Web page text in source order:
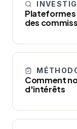
Plateformes
des
Comment
d'intérêts